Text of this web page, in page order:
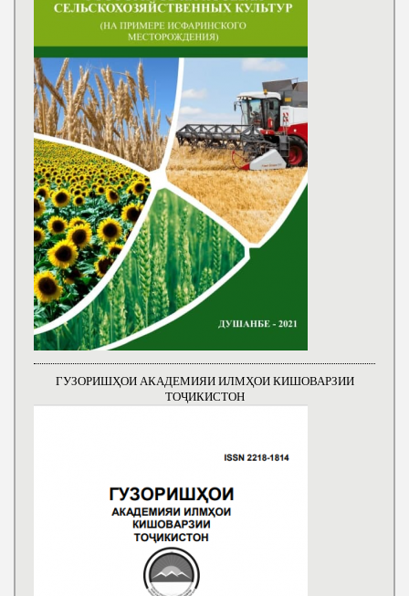
ГУЗОРИШҲОИ АКАДЕМИЯИ ИЛМҲОИ КИШОВАРЗИИ
ТОҶИКИСТОН